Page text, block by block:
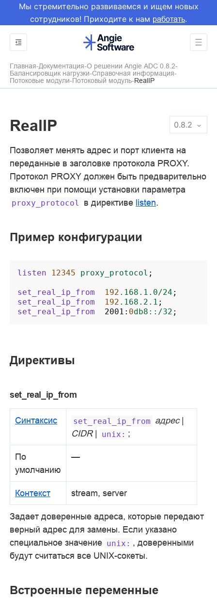
Мы стремительно развиваемся и ищем новых
сотрудников! Приходите к нам работать.
Главная Документация О решении Angie ADC 0.8.2
Балансировщик нагрузки Справочная информация
Потоковые модули Потоковый модуль RealIP
0.8.2
RealIP
Позволяет менять адрес и порт клиента на
переданные в заголовке протокола PROXY.
Протокол PROXY должен быть предварительно
включен при помощи установки параметра
proxy_protocol в директиве listen.
Пример конфигурации
listen 12345 proxy_protocol ;
set_real_ip_from 192 .168.1.0/24 ;
set_real_ip_from
192 .168.2.1 ;
set_real_ip_from
2001 : 0db8::/32 ;
Директивы
set_real_ip_from
Синтаксис set_real_ip_from адрес|
CIDR| unix: ;
По
умолчанию
—
Контекст stream, server
Задает доверенные адреса, которые передают
верный адрес для замены. Если указано
специальное значение unix: , доверенными
будут считаться все UNIX-сокеты.
Встроенные переменные